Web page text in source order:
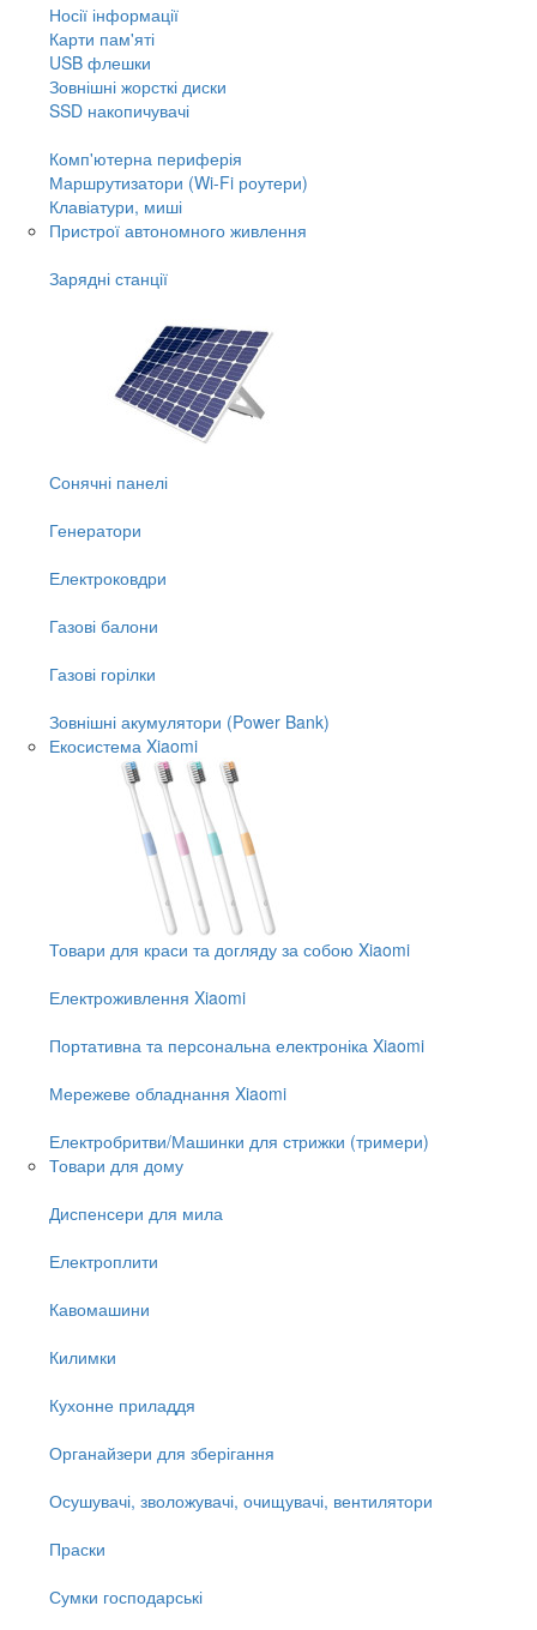
Носії інформації
Карти пам'яті
USB флешки
Зовнішні жорсткі диски
SSD накопичувачі
Комп'ютерна периферія
Маршрутизатори (Wi-Fi роутери)
Клавіатури, миші
Пристрої автономного живлення
Зарядні станції
Сонячні панелі
Генератори
Електроковдри
Газові балони
Газові горілки
Зовнішні акумулятори (Power Bank)
Екосистема Xiaomi
Товари для краси та догляду за собою Xiaomi
Електроживлення Xiaomi
Портативна та персональна електроніка Xiaomi
Мережеве обладнання Xiaomi
Електробритви/Машинки для стрижки (тримери)
Товари для дому
Диспенсери для мила
Електроплити
Кавомашини
Килимки
Кухонне приладдя
Органайзери для зберігання
Осушувачі, зволожувачі, очищувачі, вентилятори
Праски
Сумки господарські